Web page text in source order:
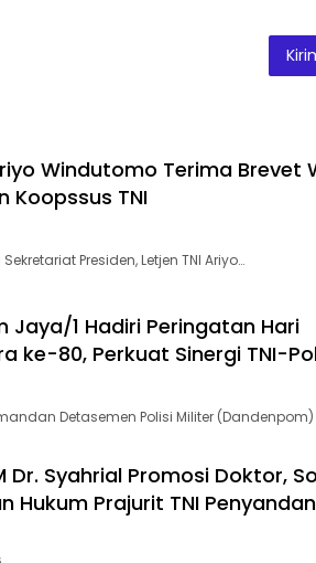
Windutomo Terima Brevet
Koopssus TNI
Presiden, Letjen TNI Ariyo…
Jaya/1 Hadiri Peringatan Hari
ke-80, Perkuat Sinergi TNI-
Detasemen Polisi Militer (Dandenpom)
Dr. Syahrial Promosi Doktor,
Hukum Prajurit TNI